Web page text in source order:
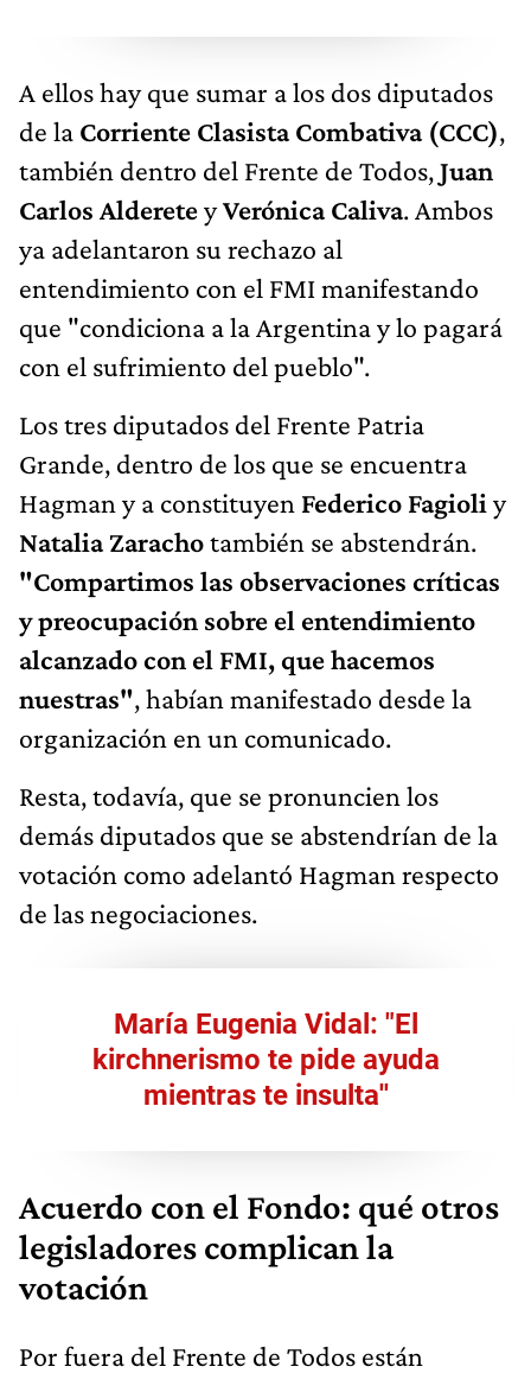
A ellos hay que sumar a los dos diputados
de la Corriente Clasista Combativa (CCC),
también dentro del Frente de Todos,Juan
Carlos AldereteyVerónica Caliva. Ambos
ya adelantaron su rechazo al
entendimiento con el FMI manifestando
que "condiciona a la Argentina y lo pagará
con el sufrimiento del pueblo".
Los tres diputados del Frente Patria
Grande, dentro de los que se encuentra
Hagman y a constituyen Federico Fagioli y
Natalia Zarachotambién se abstendrán.
"Compartimos las observaciones críticas
y preocupación sobre el entendimiento
alcanzado con el FMI, que hacemos
nuestras", habían manifestado desde la
organización en un comunicado.
Resta, todavía, que se pronuncien los
demás diputados que se abstendrían de la
votación como adelantó Hagman respecto
de las negociaciones.
María Eugenia Vidal: "El
kirchnerismo te pide ayuda
mientras te insulta''
Acuerdo con el Fondo: qué otros
legisladores complican la
votación
Por fuera del Frente de Todos están